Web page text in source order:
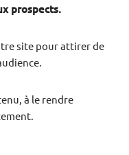
prospects.
site pour attirer de
à le rendre